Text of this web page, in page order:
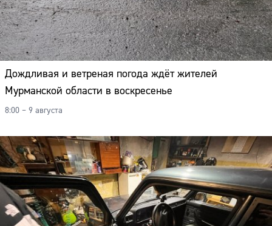
Дождливая и ветреная погода ждёт жителей
Мурманской области в воскресенье
8:00 – 9 августа